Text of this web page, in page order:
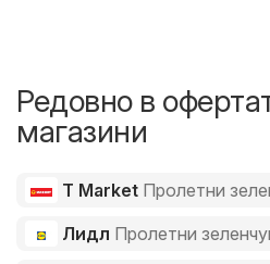
Редовно в
магазини
T Market Пролетни
Лидл Пролетни